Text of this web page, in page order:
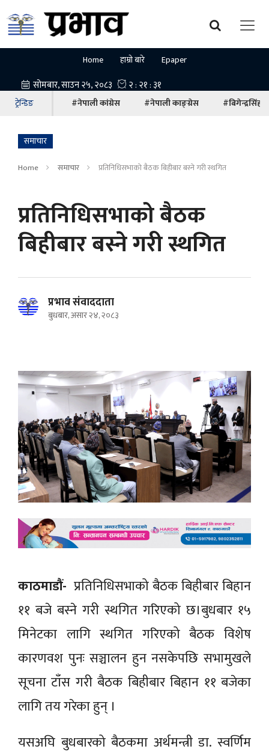
Home हाम्रो बारे Epaper
ट्रेन्डिङ #नेपाली कांग्रेस #नेपाली काङ्ग्रेस #बिगेन्द्रसिंह
समाचार
Home समाचार प्रतिनिधिसभाको बैठक बिहीबार बस्ने गरी स्थगित
प्रतिनिधिसभाको बैठक
बिहीबार बस्ने गरी स्थगित
प्रभाव संवाददाता
बुधबार, असार २४, २०८३
काठमाडौं- प्रतिनिधिसभाको बैठक बिहीबार बिहान
११ बजे बस्ने गरी स्थगित गरिएको छ।बुधबार १५
मिनेटका लागि स्थगित गरिएको बैठक विशेष
कारणवश पुनः सञ्चालन हुन नसकेपछि सभामुखले
सूचना टाँस गरी बैठक बिहीबार बिहान ११ बजेका
लागि तय गरेका हुन् ।
यसअघि बुधबारको बैठकमा अर्थमन्त्री डा. स्वर्णिम